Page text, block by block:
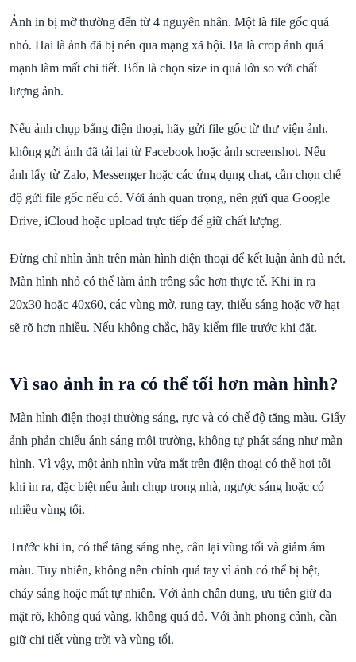
Ảnh in bị mờ thường đến từ 4 nguyên nhân. Một là file gốc quá
nhỏ. Hai là ảnh đã bị nén qua mạng xã hội. Ba là crop ảnh quá
mạnh làm mất chi tiết. Bốn là chọn size in quá lớn so với chất
lượng ảnh.
Nếu ảnh chụp bằng điện thoại, hãy gửi file gốc từ thư viện ảnh,
không gửi ảnh đã tải lại từ Facebook hoặc ảnh screenshot. Nếu
ảnh lấy từ Zalo, Messenger hoặc các ứng dụng chat, cần chọn chế
độ gửi file gốc nếu có. Với ảnh quan trọng, nên gửi qua Google
Drive, iCloud hoặc upload trực tiếp để giữ chất lượng.
Đừng chỉ nhìn ảnh trên màn hình điện thoại để kết luận ảnh đủ nét.
Màn hình nhỏ có thể làm ảnh trông sắc hơn thực tế. Khi in ra
20x30 hoặc 40x60, các vùng mờ, rung tay, thiếu sáng hoặc vỡ hạt
sẽ rõ hơn nhiều. Nếu không chắc, hãy kiểm file trước khi đặt.
Vì sao ảnh in ra có thể tối hơn màn hình?
Màn hình điện thoại thường sáng, rực và có chế độ tăng màu. Giấy
ảnh phản chiếu ánh sáng môi trường, không tự phát sáng như màn
hình. Vì vậy, một ảnh nhìn vừa mắt trên điện thoại có thể hơi tối
khi in ra, đặc biệt nếu ảnh chụp trong nhà, ngược sáng hoặc có
nhiều vùng tối.
Trước khi in, có thể tăng sáng nhẹ, cân lại vùng tối và giảm ám
màu. Tuy nhiên, không nên chỉnh quá tay vì ảnh có thể bị bệt,
cháy sáng hoặc mất tự nhiên. Với ảnh chân dung, ưu tiên giữ da
mặt rõ, không quá vàng, không quá đỏ. Với ảnh phong cảnh, cần
giữ chi tiết vùng trời và vùng tối.